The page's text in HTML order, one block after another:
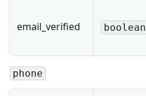
email_verified boolean
phone